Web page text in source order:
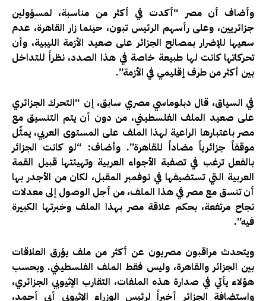
وأضاف أن مصر “أكدت في أكثر من مناسبة، لمسؤولين
جزائريين، وعلى رأسهم الرئيس تبون، حينما زار القاهرة، عدم
سعيها للإضرار بمصالح الجزائر على صعيد الأزمة الليبية، وأن
تحركاتها كانت لها طبيعة خاصة في هذا الصدد، نظراً للتداخل
بين أكثر من طرف إقليمي في الأزمة”.
في السياق، قال دبلوماسي مصري سابق، إن “التحرك الجزائري
على صعيد الملف الفلسطيني، من دون أن يتم التنسيق مع
مصر باعتبارها الراعية لهذا الملف على المستوى العربي، يمثّل
موقفاً جزائرياً مضاداً للقاهرة”. وأضاف: “لو كانت الجزائر
بالفعل ترغب في تصفية الأجواء العربية وتهيئتها قبيل القمة
العربية التي تستضيفها في نوفمبر المقبل، لكان من الأجدر بها
أن تنسق مع مصر في هذا الملف، من أجل الوصول إلى معدلات
نجاح مرتفعة، بحكم علاقة مصر بهذا الملف وخبرتها الكبيرة
فيه”.
ويتحدث مراقبون مصريون عن أكثر من ملف يؤرق العلاقات
بين الجزائر والقاهرة، وليس فقط الملف الفلسطيني. وبحسب
هؤلاء يأتي في صدارة هذه الملفات، التقارب الإثيوبي الجزائري،
واستضافة الجزائر أخيراً لرئيس الوزراء الإثيوبي أبي أحمد،